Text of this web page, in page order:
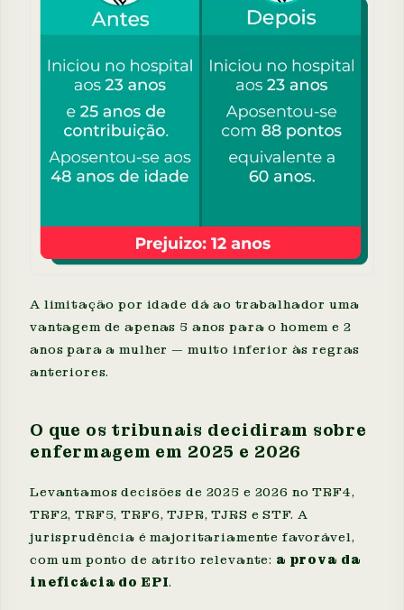
A limitação por idade dá ao trabalhador uma
vantagem de apenas 5 anos para o homem e 2
anos para a mulher — muito inferior às regras
anteriores.
O que os tribunais decidiram sobre
enfermagem em 2025 e 2026
Levantamos decisões de 2025 e 2026 no TRF4,
TRF2, TRF5, TRF6, TJPR, TJRS e STF. A
jurisprudência é majoritariamente favorável,
com um ponto de atrito relevante: a prova da
ineficácia do EPI.